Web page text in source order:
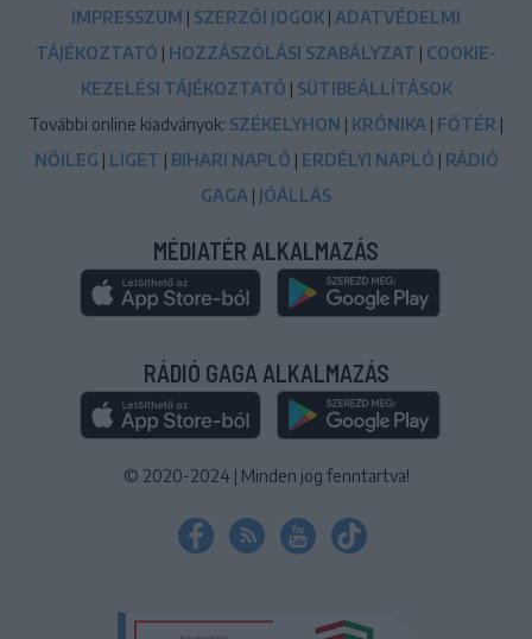
IMPRESSZUM | SZERZŐI JOGOK | ADATVÉDELMI
TÁJÉKOZTATÓ | HOZZÁSZÓLÁSI SZABÁLYZAT | COOKIE-
KEZELÉSI TÁJÉKOZTATÓ | SÜTIBEÁLLÍTÁSOK
További online kiadványok: SZÉKELYHON | KRÓNIKA | FŐTÉR |
NŐILEG | LIGET | BIHARI NAPLÓ | ERDÉLYI NAPLÓ | RÁDIÓ
GAGA | JÓÁLLÁS
MÉDIATÉR ALKALMAZÁS
RÁDIÓ GAGA ALKALMAZÁS
© 2020-2024 | Minden jog fenntartva!